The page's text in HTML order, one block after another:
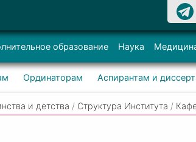
образование Наука
Ординаторам Аспирантам и
и детства / Структура Института /